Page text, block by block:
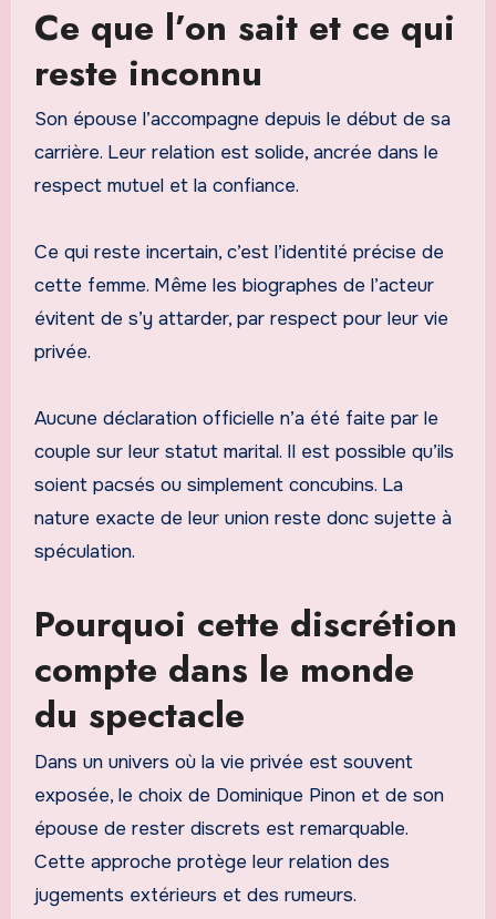
Ce que l’on sait et ce qui
reste inconnu
Son épouse l’accompagne depuis le début de sa
carrière. Leur relation est solide, ancrée dans le
respect mutuel et la confiance.
Ce qui reste incertain, c’est l’identité précise de
cette femme. Même les biographes de l’acteur
évitent de s’y attarder, par respect pour leur vie
privée.
Aucune déclaration officielle n’a été faite par le
couple sur leur statut marital. Il est possible qu’ils
soient pacsés ou simplement concubins. La
nature exacte de leur union reste donc sujette à
spéculation.
Pourquoi cette discrétion
compte dans le monde
du spectacle
Dans un univers où la vie privée est souvent
exposée, le choix de Dominique Pinon et de son
épouse de rester discrets est remarquable.
Cette approche protège leur relation des
jugements extérieurs et des rumeurs.